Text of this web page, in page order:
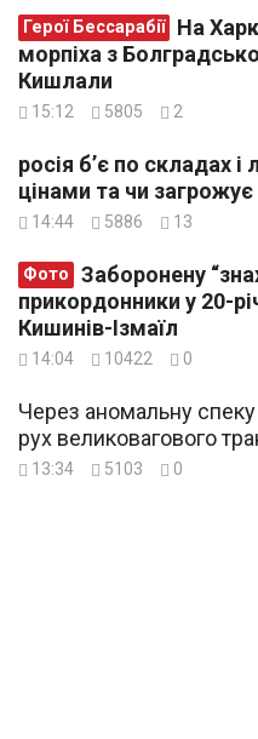
Герої Бессарабії
морпіха з
Кишлали
15:12 5805 2
росія б’є по складах і
цінами та чи загрожує
14:44 5886 13
Фото
прикордонники у 20-
Кишинів-Ізмаїл
14:04 10422 0
Через аномальну
рух великовагового
13:34 5103 0